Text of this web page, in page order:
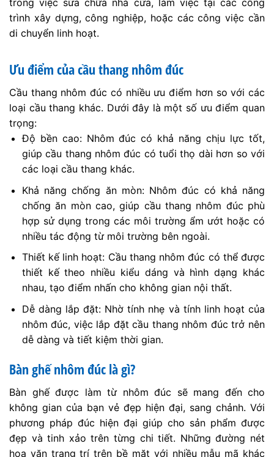
thiết kế theo nhiều kiểu dáng và hình dạng khác
nhau, tạo điểm nhấn cho không gian nội thất.
dễ dàng và tiết kiệm thời gian.
Bàn ghế nhôm đúc là gì?
Bàn ghế được làm từ nhôm đúc sẽ mang đến cho
không gian của bạn vẻ đẹp hiện đại, sang chảnh. Với
phương pháp đúc hiện đại giúp cho sản phẩm được
đẹp và tinh xảo trên từng chi tiết. Những đường nét
hoa văn trang trí trên bề mặt với nhiều mẫu mã khác
nhau giúp bộ bàn ghế trở nên sang trọng hơn.Nhôm là
một vật liệu nhẹ và có tính bền cao, do đó bàn ghế
được làm từ nhôm đúc có khối lượng nhẹ hơn sắt và
thép. Đồng thời, độ chắc chắn của loại bàn ghế này
cũng rất tốt. Bạn có thể dễ dàng di chuyển bàn ghế
đến nơi mình muốn mà không cần nhiều người hỗ trợ.
Độ bền của nhôm cũng đảm bảo duy trì tuổi thọ của
sản phẩm.Ngoài ra, sản phẩm còn có khả năng chịu
được mọi tác động xấu của thời tiết. Nhôm cũng
không bị gỉ khi trời nắng, mưa và không bị oxy hóa
có khí hậu ẩm ướt và liên tục thay đổi như ở Việt
Nam.Bộ bàn ghế nhôm đúc không có một kiểu dáng
hay màu sắc nhất định nào mà có thể thay đổi theo sở
thích và yêu cầu của người mua. Bề mặt bàn ghế có
thể mịn, gồ ghề, bóng, satin hoặc mờ phụ thuộc vào
thiết kế của từng không gian.